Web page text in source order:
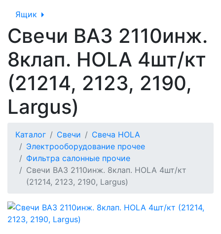
Ящик
Свечи ВАЗ 2110инж.
8клап. HOLA 4шт/кт
(21214, 2123, 2190,
Largus)
Каталог Свечи
Свеча HOLA
Электрооборудование прочее
Фильтра салонные прочие
Свечи ВАЗ 2110инж. 8клап. HOLA 4шт/кт
(21214, 2123, 2190, Largus)